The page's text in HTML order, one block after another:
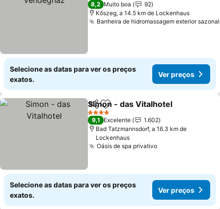
8,2 Muito boa
92
Kőszeg, a 14.5 km de Lockenhaus
Banheira de hidromassagem exterior sazonal
Selecione as datas para ver os preços
exatos.
Ver preços
PartilharAdicionar aos favoritos
Simon - das Vitalhotel
4 Estrelas
9,1 Excelente
1.602
Bad Tatzmannsdorf, a 16.3 km de
Lockenhaus
Oásis de spa privativoVer preços
Selecione as datas para ver os preços
exatos.
Ver preços